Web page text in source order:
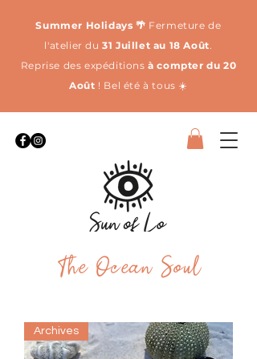
Summer Holidays 🌴 Fermeture de
l'atelier du31 Juillet au 18 Août.
Reprise des expéditions à compter du 20
Août ! Bel été à tous ☀️
The Ocean Soul
Archives